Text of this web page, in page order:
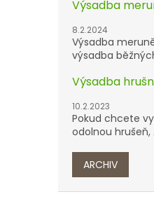
Výsadba
8.2.2024
Výsadba
výsadba
Výsadba
10.2.2023
Pokud chcete
odolnou hrušeň,
ARCHIV